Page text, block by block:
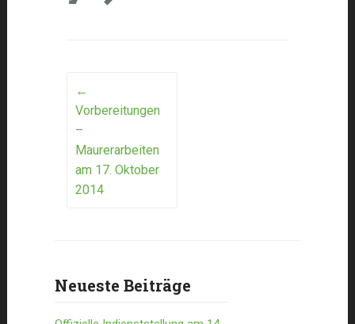
Post
navigation
←
Vorbereitungen
–
Maurerarbeiten
am 17. Oktober
2014
Neueste Beiträge